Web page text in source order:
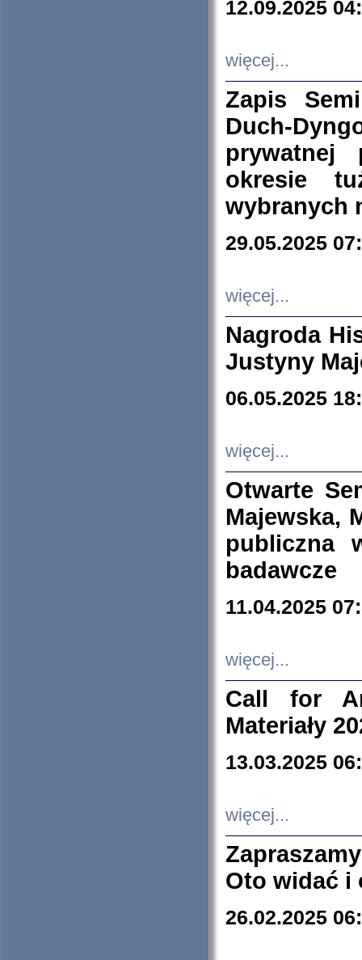
12.09.2025
więcej...
Zapis
Duch-
prywatnej
okresie
wybranych
29.05.2025
więcej...
Nagroda
Justyny
06.05.2025
więcej...
Otwarte
Majewska,
publiczna
badawcze
11.04.2025
więcej...
Call for
Materiały
13.03.2025
więcej...
Oto widać i
26.02.2025